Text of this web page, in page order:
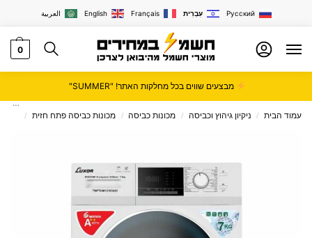
العربية English Français עִבְרִית Русский
0
מבצעים שווים בכל מחלקות האתר! "SUMMER"
עמוד הבית / ניקיון גיהוץ וכביסה / מכונות כביסה / מכונות כביסה פתח חזית /